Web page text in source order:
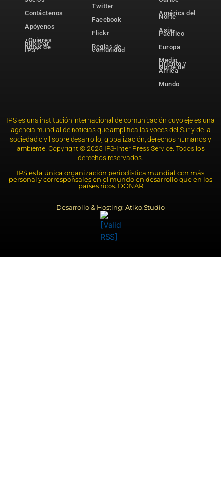
Contáctenos
Apóyenos
¿Quieres
publicar
notas de
IPS?
Twitter
Facebook
Flickr
Reglas de
comunidad
América del
Norte
Asia-
Pacífico
Europa
Medio
Oriente y
Norte de
África
Mundo
IPS es una institución internacional de comunicación cuyo eje es una
agencia mundial de noticias que amplifica las voces del Sur y de la
sociedad civil sobre desarrollo, globalización, derechos humanos y
ambiente. Copyright © 2025 IPS-Inter Press Service. Todos los
derechos reservados.
IPS es la única organización periodística mundial con más
personal y corresponsales en el mundo en desarrollo que en los
países ricos. DONAR
Desarrollo & Hosting: Atiko.Studio